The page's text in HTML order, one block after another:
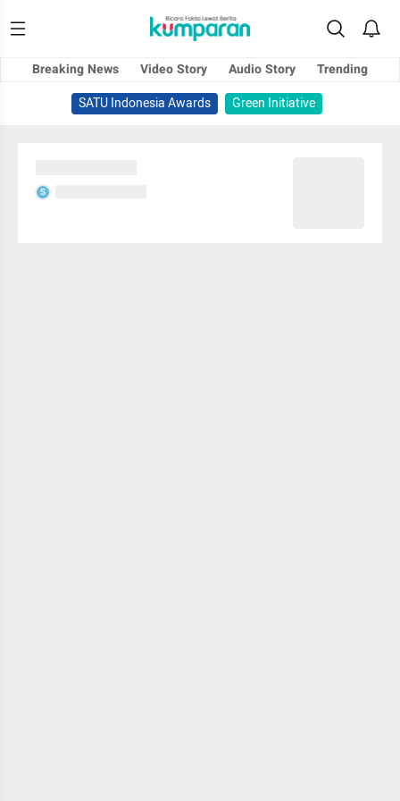
Breaking News Video Story Audio Story
Trending
SATU Indonesia Awards
Green Initiative
S